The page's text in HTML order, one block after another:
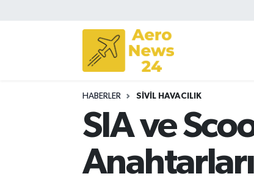
HABERLER SIVIL HAVACILIK
SIA ve
Sivil Havacılık